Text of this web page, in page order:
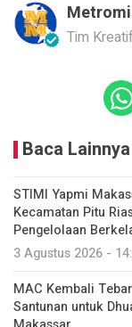
Tim Kreatif
Baca Lainnya
STIMI Yapmi
Kecamatan Pitu
Pengelolaan
3 Agustus 2026 -
MAC Kembali
Santunan untuk